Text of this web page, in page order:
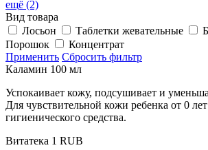
ещё (2)
Вид товара
Лосьон
Таблетки жевательные
Порошок
Концентрат
Применить Сбросить фильтр
Каламин 100 мл
Успокаивает кожу, подсушивает и
Для чувствительной кожи ребенка от 0 лет
гигиенического средства.
Витатека 1 RUB